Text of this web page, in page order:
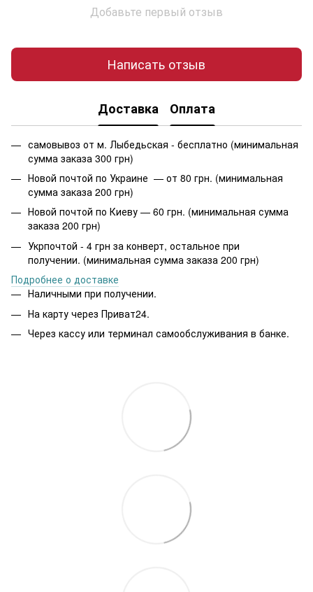
Добавьте первый отзыв
Написать отзыв
Доставка Оплата
самовывоз от м. Лыбедьская - бесплатно (минимальная
сумма заказа 300 грн)
Новой почтой по Украине — от 80 грн. (минимальная
сумма заказа 200 грн)
Новой почтой по Киеву — 60 грн. (минимальная сумма
заказа 200 грн)
Укрпочтой - 4 грн за конверт, остальное при
получении. (минимальная сумма заказа 200 грн)
Подробнее о доставке
Наличными при получении.
На карту через Приват24.
Через кассу или терминал самообслуживания в банке.